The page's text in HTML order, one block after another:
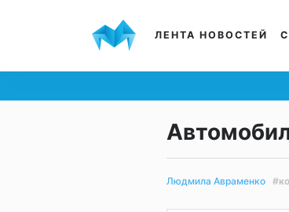
ЛЕНТА НОВОСТЕЙ
Людмила Авраменко